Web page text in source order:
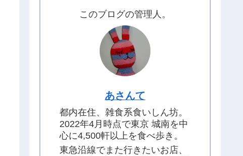
このブログの管理人。
あさんて
都内在住、雑食系食いしん坊。
2022年4月時点で東京 城南を中
心に4,500軒以上を食べ歩き。
東急沿線でまた行きたいお店、